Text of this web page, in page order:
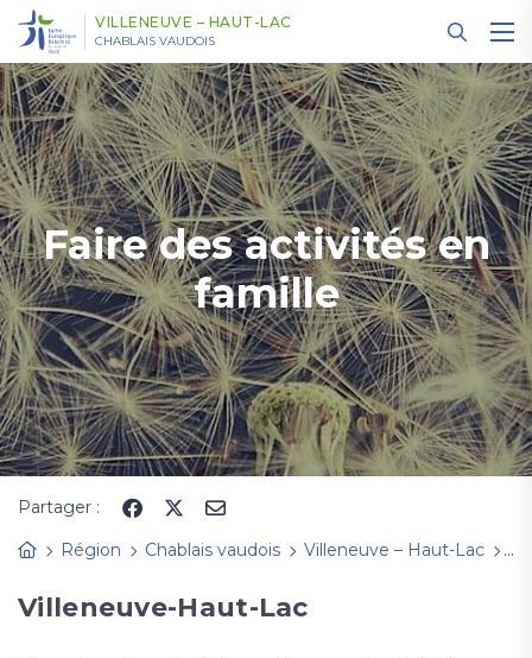
VILLENEUVE – HAUT-LAC
CHABLAIS VAUDOIS
Faire des activités en
famille
Partager :
Région
Chablais vaudois Villeneuve – Haut-Lac
Villeneuve-Haut-Lac
Panneau de gestion des cookies